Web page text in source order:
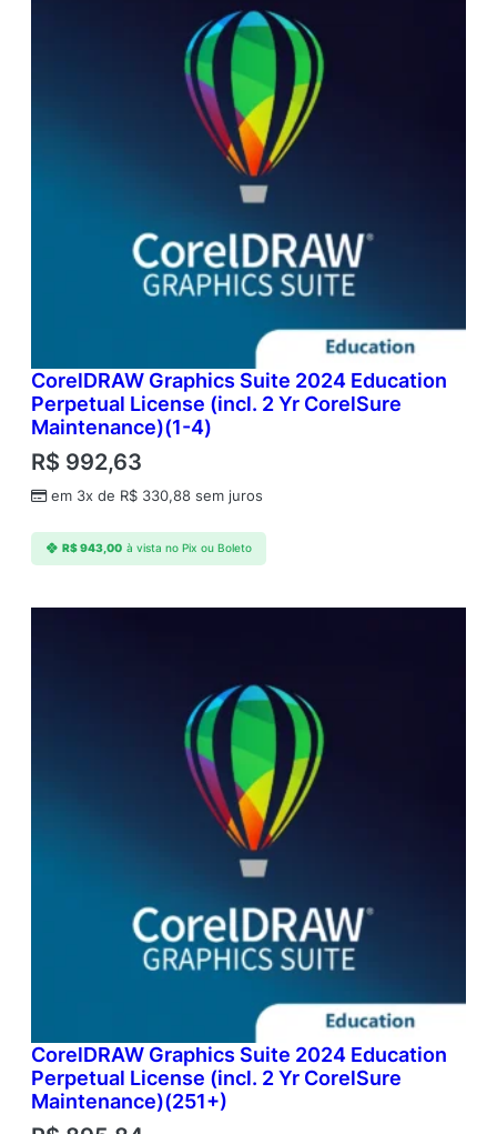
CorelDRAW Graphics Suite 2024 Education
Perpetual License (incl. 2 Yr CorelSure
Maintenance)(1-4)
R$ 992,63
em 3x de R$ 330,88 sem juros
R$943,00 à vista no Pix ou Boleto
CorelDRAW Graphics Suite 2024 Education
Perpetual License (incl. 2 Yr CorelSure
Maintenance)(251+)